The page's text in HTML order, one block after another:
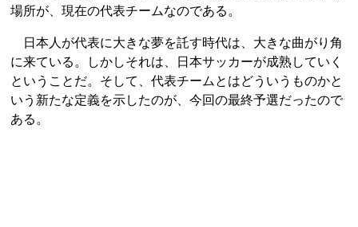
場所が、現在の代表チームなのである。
日本人が代表に大きな夢を託す時代は、大きな曲がり角
に来ている。しかしそれは、日本サッカーが成熟していく
ということだ。そして、代表チームとはどういうものかと
いう新たな定義を示したのが、今回の最終予選だったので
ある。